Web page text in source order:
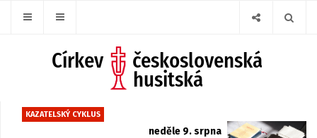
KAZATELSKÝ CYKLUS
neděle 9. srpna